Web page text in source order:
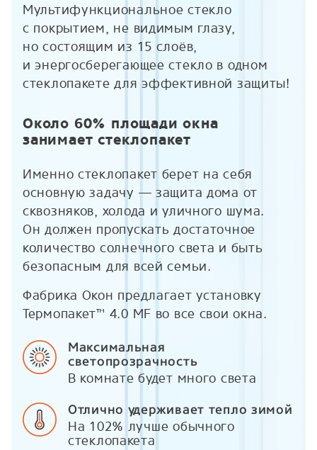
Мультифункциональное стекло
с покрытием, не видимым глазу,
но состоящим из 15 слоёв,
и энергосберегающее стекло в одном
стеклопакете для эффективной защиты!
Около 60% площади окна
занимает стеклопакет
Именно стеклопакет берет на себя
основную задачу — защита дома от
сквозняков, холода и уличного шума.
Он должен пропускать достаточное
количество солнечного света и быть
безопасным для всей семьи.
Фабрика Окон предлагает установку
Термопакет™ 4.0 MF во все свои окна.
Максимальная
светопрозрачность
В комнате будет много света
Отлично удерживает тепло зимой
На 102% лучше обычного
стеклопакета